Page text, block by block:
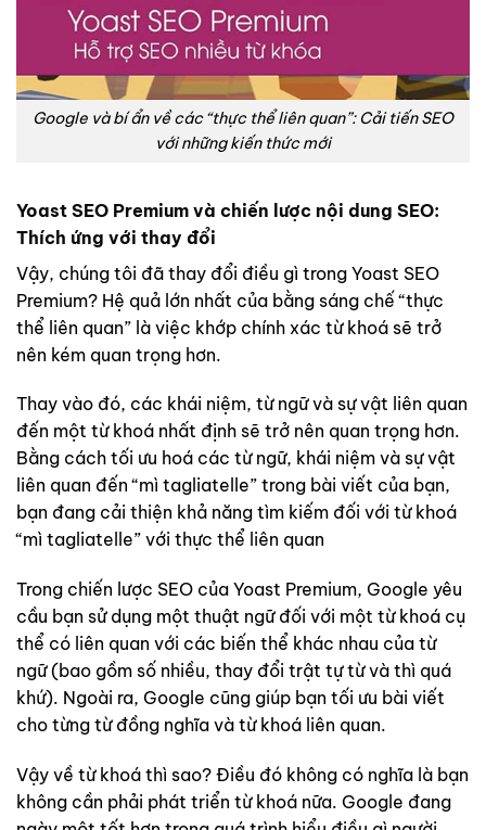
Google và bí ẩn về các “thực thể liên quan”: Cải tiến SEO
với những kiến thức mới
Yoast SEO Premium và chiến lược nội dung SEO:
Thích ứng với thay đổi
Vậy, chúng tôi đã thay đổi điều gì trong Yoast SEO
Premium? Hệ quả lớn nhất của bằng sáng chế “thực
thể liên quan” là việc khớp chính xác từ khoá sẽ trở
nên kém quan trọng hơn.
Thay vào đó, các khái niệm, từ ngữ và sự vật liên quan
đến một từ khoá nhất định sẽ trở nên quan trọng hơn.
Bằng cách tối ưu hoá các từ ngữ, khái niệm và sự vật
liên quan đến “mì tagliatelle” trong bài viết của bạn,
bạn đang cải thiện khả năng tìm kiếm đối với từ khoá
“mì tagliatelle” với thực thể liên quan
Trong chiến lược SEO của Yoast Premium, Google yêu
cầu bạn sử dụng một thuật ngữ đối với một từ khoá cụ
thể có liên quan với các biến thể khác nhau của từ
ngữ (bao gồm số nhiều, thay đổi trật tự từ và thì quá
khứ). Ngoài ra, Google cũng giúp bạn tối ưu bài viết
cho từng từ đồng nghĩa và từ khoá liên quan.
Vậy về từ khoá thì sao? Điều đó không có nghĩa là bạn
không cần phải phát triển từ khoá nữa. Google đang